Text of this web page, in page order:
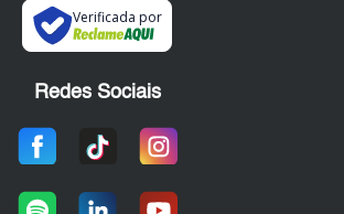
Verificada por
Redes Sociais